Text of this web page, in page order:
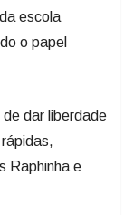
escola
o papel
dar liberdade
Raphinha e